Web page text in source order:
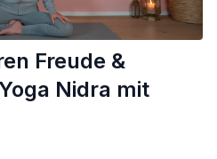
Freude &
Nidra mit